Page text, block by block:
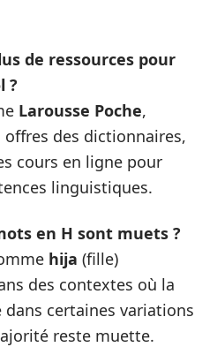
de ressources pour
?
Larousse Poche,
offres des dictionnaires,
cours en ligne pour
linguistiques.
en H sont muets ?
hija (fille)
des contextes où la
certaines variations
reste muette.